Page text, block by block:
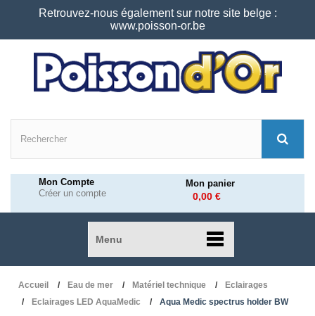
Retrouvez-nous également sur notre site belge :
www.poisson-or.be
Mon Compte
Créer un compte
Mon panier
0,00 €
Menu
Accueil Eau de mer Matériel technique
Eclairages
Eclairages LED AquaMedic
Aqua Medic spectrus holder BW